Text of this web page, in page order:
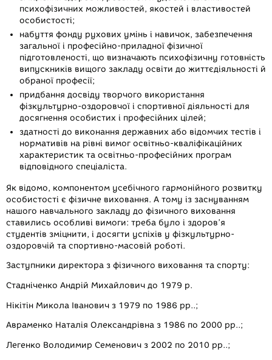
психофізичних можливостей, якостей і властивостей
особистості;
набуття фонду рухових умінь і навичок, забезпечення
загальної і професійно-приладної фізичної
підготовленості, що визначають психофізичну готовність
випускників вищого закладу освіти до життєдіяльності й
обраної професії;
придбання досвіду творчого використання
фізкультурно-оздоровчої і спортивної діяльності для
досягнення особистих і професійних цілей;
здатності до виконання державних або відомчих тестів і
нормативів на рівні вимог освітньо-кваліфікаційних
характеристик та освітньо-професійних програм
відповідного спеціаліста.
Як відомо, компонентом усебічного гармонійного розвитку
особистості є фізичне виховання. А тому із заснуванням
нашого навчального закладу до фізичного виховання
ставились особливі вимоги: треба було і здоров’я
студентів зміцнити, і досягти успіхів у фізкультурно-
оздоровчій та спортивно-масовій роботі.
Заступники директора з фізичного виховання та спорту:
Стадніченко Андрій Михайлович до 1979 р.
Нікітін Микола Іванович з 1979 по 1986 рр..;
Авраменко Наталія Олександрівна з 1986 по 2000 рр..;
Легенко Володимир Семенович з 2002 по 2010 рр..;